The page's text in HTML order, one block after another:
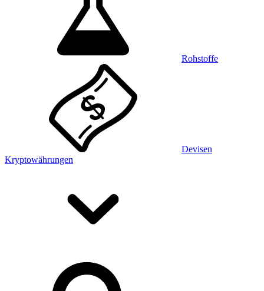
Rohstoffe
Devisen
Kryptowährungen